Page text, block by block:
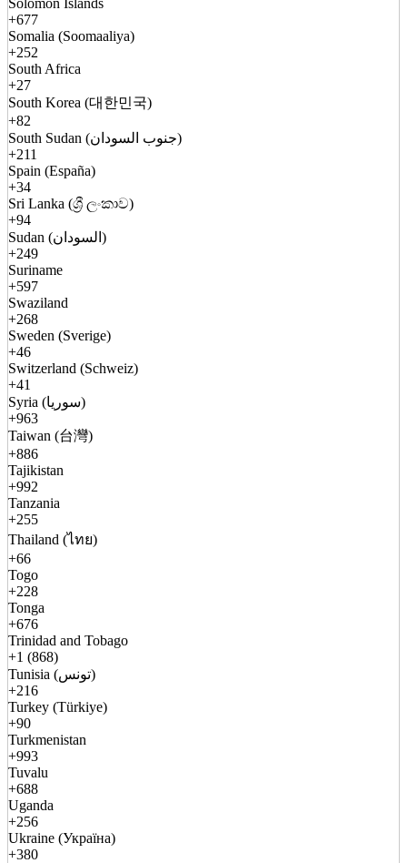
Solomon Islands
+677
Somalia (Soomaaliya)
+252
South Africa
+27
South Korea (대한민국)
+82
South Sudan (جنوب السودان)
+211
Spain (España)
+34
Sri Lanka (ශ්‍රී ලංකාව)
+94
Sudan (السودان)
+249
Suriname
+597
Swaziland
+268
Sweden (Sverige)
+46
Switzerland (Schweiz)
+41
Syria (سوريا)
+963
Taiwan (台灣)
+886
Tajikistan
+992
Tanzania
+255
Thailand (ไทย)
+66
Togo
+228
Tonga
+676
Trinidad and Tobago
+1 (868)
Tunisia (تونس)
+216
Turkey (Türkiye)
+90
Turkmenistan
+993
Tuvalu
+688
Uganda
+256
Ukraine (Україна)
+380